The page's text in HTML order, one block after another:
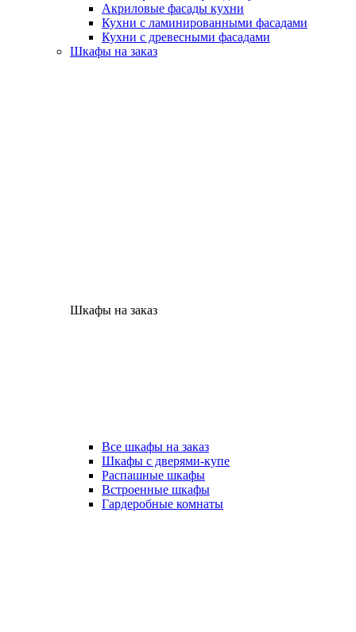
Акриловые фасады кухни
Кухни с ламинированными фасадами
Кухни с древесными фасадами
Шкафы на заказ
Шкафы на заказ
Все шкафы на заказ
Шкафы с дверями-купе
Распашные шкафы
Встроенные шкафы
Гардеробные комнаты